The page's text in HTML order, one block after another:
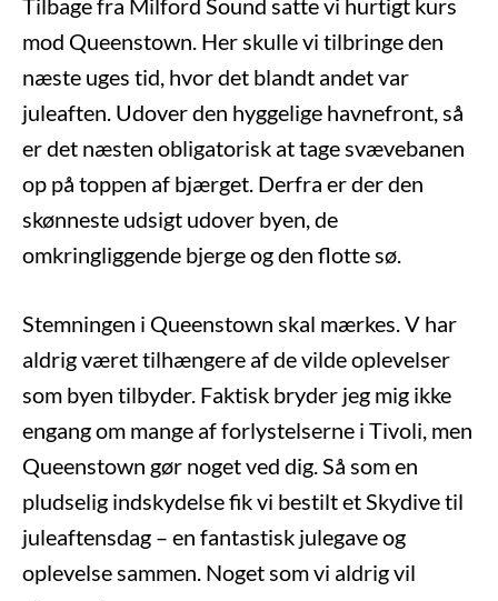
Tilbage fra Milford Sound satte vi hurtigt kurs
mod Queenstown. Her skulle vi tilbringe den
næste uges tid, hvor det blandt andet var
juleaften. Udover den hyggelige havnefront, så
er det næsten obligatorisk at tage svævebanen
op på toppen af bjærget. Derfra er der den
skønneste udsigt udover byen, de
omkringliggende bjerge og den flotte sø.
Stemningen i Queenstown skal mærkes. V har
aldrig været tilhængere af de vilde oplevelser
som byen tilbyder. Faktisk bryder jeg mig ikke
engang om mange af forlystelserne i Tivoli, men
Queenstown gør noget ved dig. Så som en
pludselig indskydelse fik vi bestilt et Skydive til
juleaftensdag – en fantastisk julegave og
oplevelse sammen. Noget som vi aldrig vil